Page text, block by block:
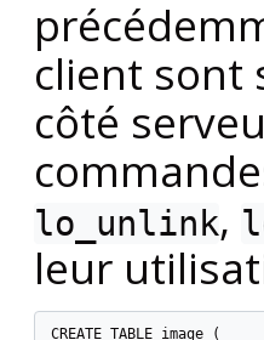
client sont
côté
lo_unlink,
leur
CREATE TABLE image (